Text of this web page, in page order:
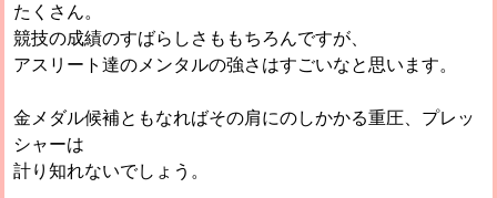
たくさん。
競技の成績のすばらしさももちろんですが、
アスリート達のメンタルの強さはすごいなと思います。
金メダル候補ともなればその肩にのしかかる重圧、プレッ
シャーは
計り知れないでしょう。